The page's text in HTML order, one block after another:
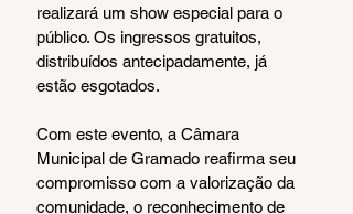
realizará um show especial para o
público. Os ingressos gratuitos,
distribuídos antecipadamente, já
estão esgotados.
Com este evento, a Câmara
Municipal de Gramado reafirma seu
compromisso com a valorização da
comunidade, o reconhecimento de